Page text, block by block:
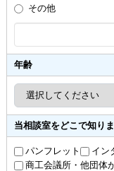
その他
年齢
当相談室をどこで知り
パンフレット イン
商工会議所・他団体